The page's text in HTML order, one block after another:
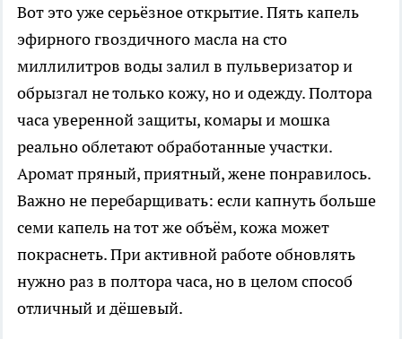
Вот это уже серьёзное открытие. Пять капель
эфирного гвоздичного масла на сто
миллилитров воды залил в пульверизатор и
обрызгал не только кожу, но и одежду. Полтора
часа уверенной защиты, комары и мошка
реально облетают обработанные участки.
Аромат пряный, приятный, жене понравилось.
Важно не перебарщивать: если капнуть больше
семи капель на тот же объём, кожа может
покраснеть. При активной работе обновлять
нужно раз в полтора часа, но в целом способ
отличный и дёшевый.